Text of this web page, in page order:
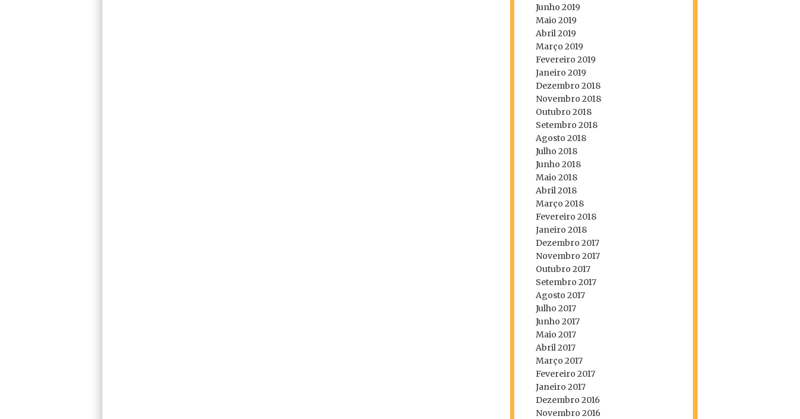
Junho 2019
Maio 2019
Abril 2019
Março 2019
Fevereiro 2019
Janeiro 2019
Dezembro 2018
Novembro 2018
Outubro 2018
Setembro 2018
Agosto 2018
Julho 2018
Junho 2018
Maio 2018
Abril 2018
Março 2018
Fevereiro 2018
Janeiro 2018
Dezembro 2017
Novembro 2017
Outubro 2017
Setembro 2017
Agosto 2017
Julho 2017
Junho 2017
Maio 2017
Abril 2017
Março 2017
Fevereiro 2017
Janeiro 2017
Dezembro 2016
Novembro 2016